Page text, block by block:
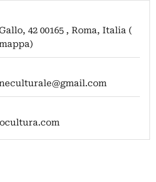
42 00165 , Roma, Italia (